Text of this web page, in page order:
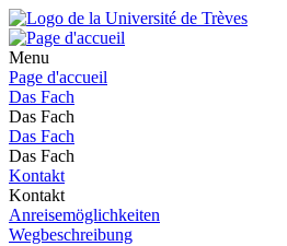
Menu
Page d'accueil
Das Fach
Das Fach
Das Fach
Das Fach
Kontakt
Kontakt
Anreisemöglichkeiten
Wegbeschreibung